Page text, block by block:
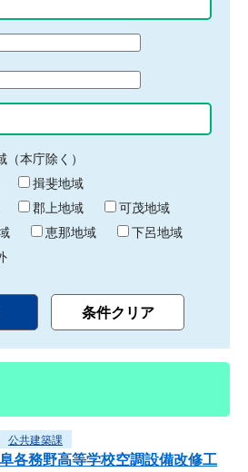
（本庁除く）
揖斐地域
郡上地域
可茂地域
恵那地域
下呂地域
公共建築課
各務野高等学校空調設備改修工